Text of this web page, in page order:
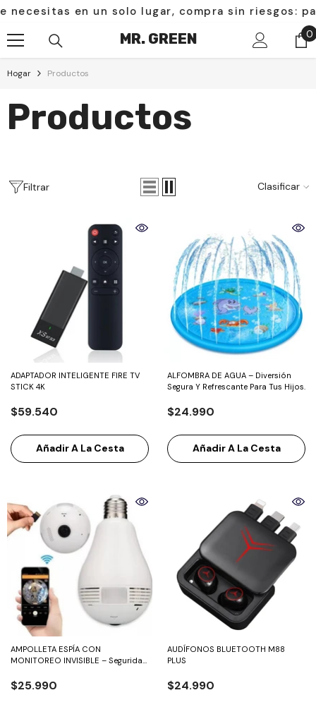
Saltar Al Contenido
un solo lugar, compra sin riesgos: pagas solo al
MR. GREEN 00
Hogar Productos
Productos
Filtrar Clasificar
ADAPTADOR INTELIGENTE FIRE TV
STICK 4K
$59.540
Añadir A La Cesta
ALFOMBRA DE AGUA – Diversión
Segura Y Refrescante Para Tus Hijos.
$24.990
Añadir A La Cesta
AMPOLLETA ESPÍA CON
MONITOREO INVISIBLE – Seguridad
$25.990
AUDÍFONOS BLUETOOTH M88
PLUS
$24.990